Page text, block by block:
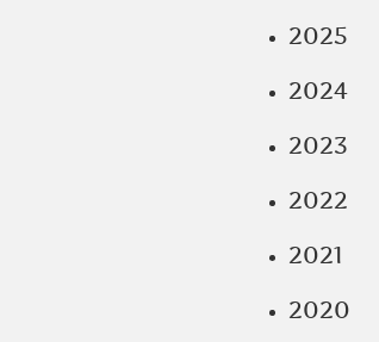
2025
2024
2023
2022
2021
2020